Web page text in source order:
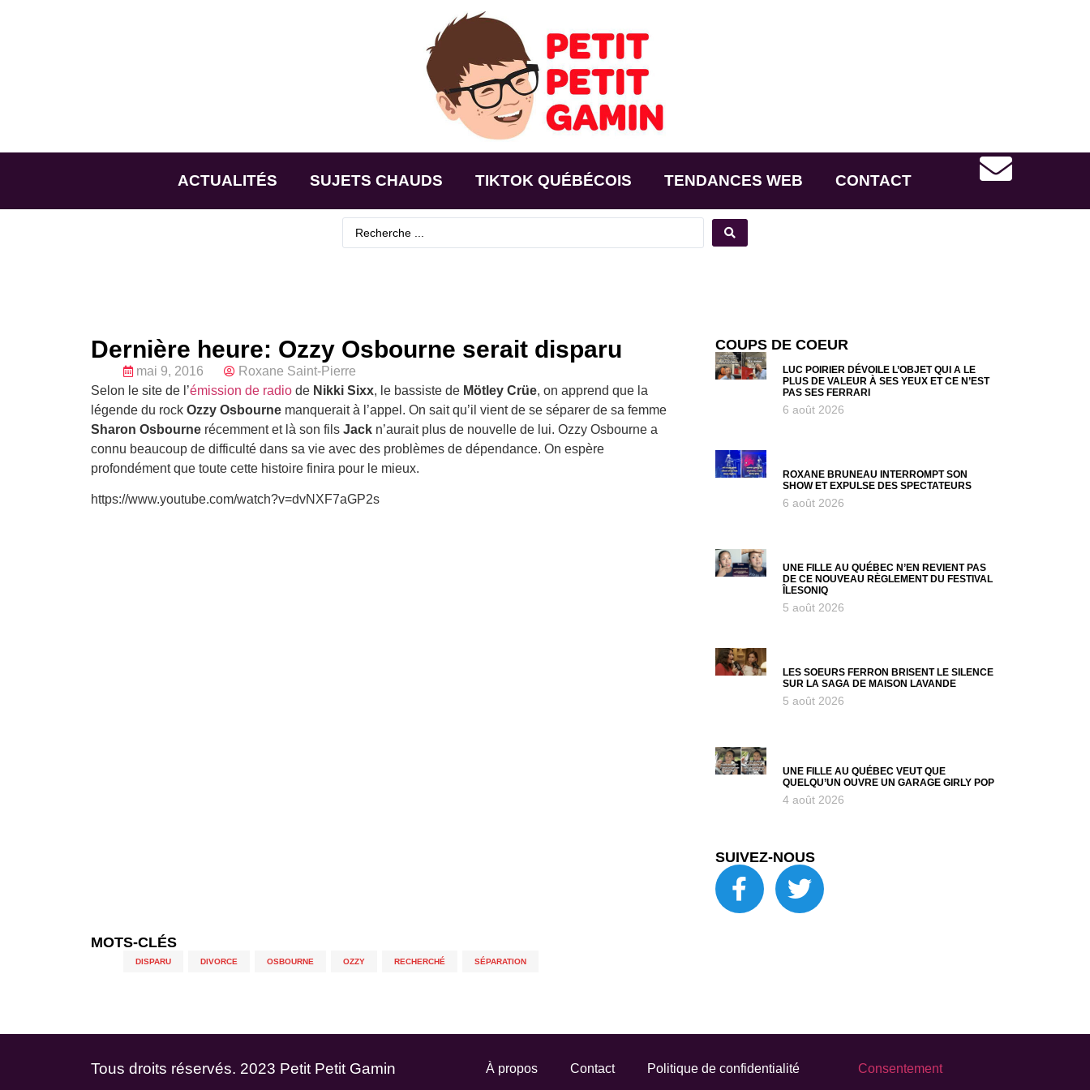
ACTUALITÉS SUJETS CHAUDS TIKTOK QUÉBÉCOIS TENDANCES WEB CONTACT
Dernière heure: Ozzy Osbourne serait disparu
mai 9, 2016
Roxane Saint-Pierre
Selon le site de l’émission de radio de Nikki Sixx, le bassiste de Mötley Crüe, on apprend que la
légende du rock Ozzy Osbourne manquerait à l’appel. On sait qu’il vient de se séparer de sa femme
Sharon Osbourne récemment et là son fils Jack n’aurait plus de nouvelle de lui. Ozzy Osbourne a
connu beaucoup de difficulté dans sa vie avec des problèmes de dépendance. On espère
profondément que toute cette histoire finira pour le mieux.
https://www.youtube.com/watch?v=dvNXF7aGP2s
MOTS-CLÉS
DISPARU DIVORCE OSBOURNE OZZY RECHERCHÉ SÉPARATION
COUPS DE COEUR
LUC POIRIER DÉVOILE L’OBJET QUI A LE
PLUS DE VALEUR À SES YEUX ET CE N’EST
PAS SES FERRARI
6 août 2026
ROXANE BRUNEAU INTERROMPT SON
SHOW ET EXPULSE DES SPECTATEURS
6 août 2026
UNE FILLE AU QUÉBEC N’EN REVIENT PAS
DE CE NOUVEAU RÈGLEMENT DU FESTIVAL
ÎLESONIQ
5 août 2026
LES SOEURS FERRON BRISENT LE SILENCE
SUR LA SAGA DE MAISON LAVANDE
5 août 2026
UNE FILLE AU QUÉBEC VEUT QUE
QUELQU’UN OUVRE UN GARAGE GIRLY POP
4 août 2026
SUIVEZ-NOUS
Tous droits réservés. 2023 Petit Petit Gamin À propos Contact Politique de confidentialité Consentement